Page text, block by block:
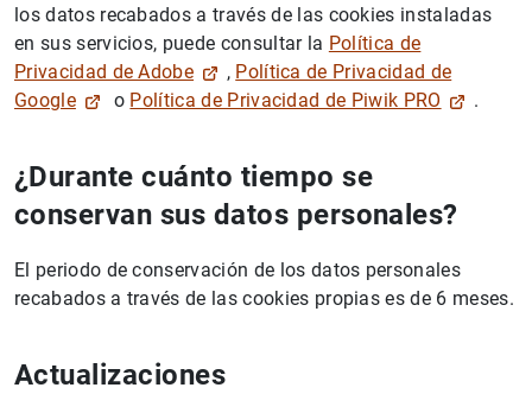
los datos recabados a través de las cookies instaladas
en sus servicios, puede consultar la Política de
Privacidad de Adobe
, Política de Privacidad de
Google
o Política de Privacidad de Piwik PRO .
¿Durante cuánto tiempo se
conservan sus datos personales?
El periodo de conservación de los datos personales
recabados a través de las cookies propias es de 6 meses.
Actualizaciones